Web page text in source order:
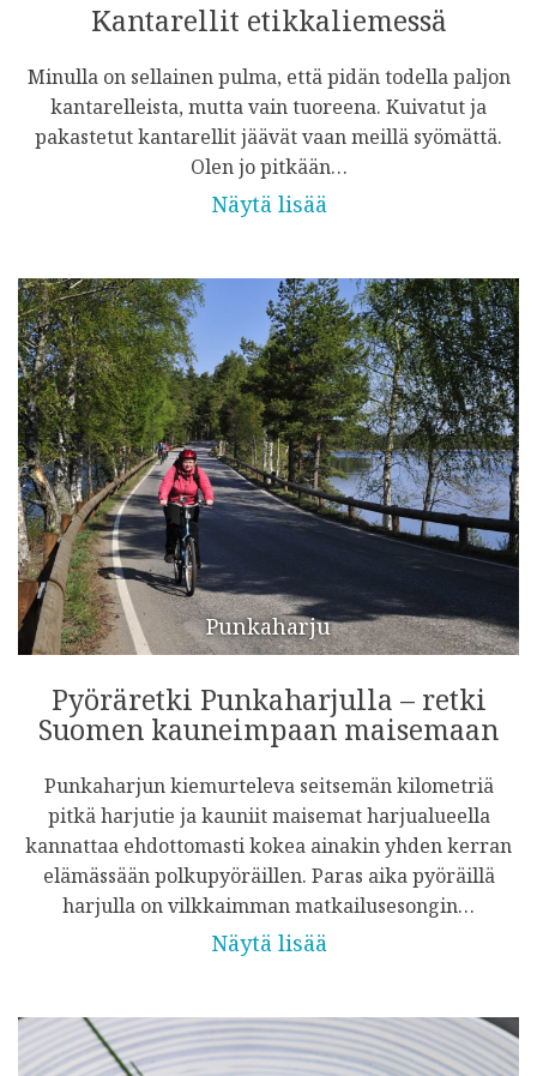
Kantarellit etikkaliemessä
Minulla on sellainen pulma, että pidän todella paljon
kantarelleista, mutta vain tuoreena. Kuivatut ja
pakastetut kantarellit jäävät vaan meillä syömättä.
Olen jo pitkään…
Näytä lisää
Punkaharju
Pyöräretki Punkaharjulla – retki
Suomen kauneimpaan maisemaan
Punkaharjun kiemurteleva seitsemän kilometriä
pitkä harjutie ja kauniit maisemat harjualueella
kannattaa ehdottomasti kokea ainakin yhden kerran
elämässään polkupyöräillen. Paras aika pyöräillä
harjulla on vilkkaimman matkailusesongin…
Näytä lisää